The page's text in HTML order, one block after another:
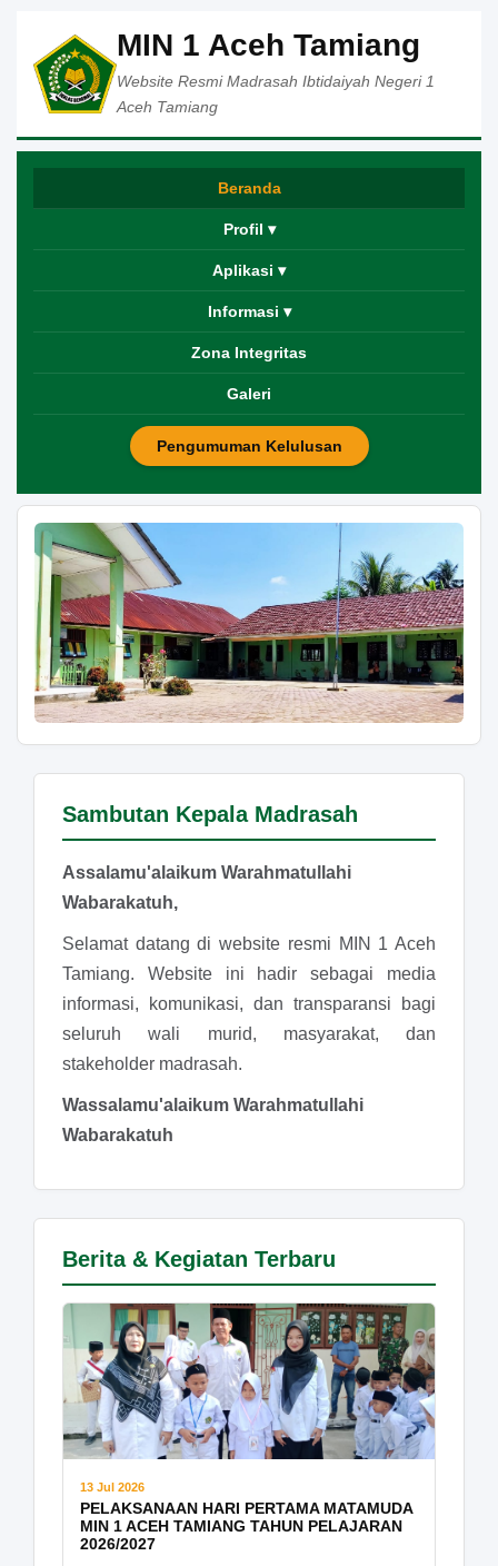
MIN 1 Aceh Tamiang
Website Resmi Madrasah Ibtidaiyah Negeri 1
Aceh Tamiang
Beranda
Profil ▾
Aplikasi ▾
Informasi ▾
Zona Integritas
Galeri
Pengumuman Kelulusan
Sambutan Kepala Madrasah
Assalamu'alaikum Warahmatullahi
Wabarakatuh,
Selamat datang di website resmi MIN 1 Aceh
Tamiang. Website ini hadir sebagai media
informasi, komunikasi, dan transparansi bagi
seluruh wali murid, masyarakat, dan
stakeholder madrasah.
Wassalamu'alaikum Warahmatullahi
Wabarakatuh
Berita & Kegiatan Terbaru
13 Jul 2026
PELAKSANAAN HARI PERTAMA MATAMUDA
MIN 1 ACEH TAMIANG TAHUN PELAJARAN
2026/2027